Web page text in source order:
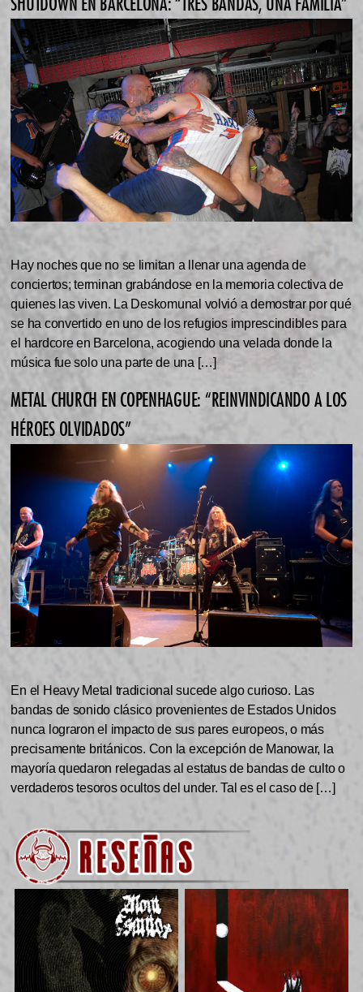
Hay noches que no se limitan a llenar una agenda de
conciertos; terminan grabándose en la memoria colectiva de
quienes las viven. La Deskomunal volvió a demostrar por qué
se ha convertido en uno de los refugios imprescindibles para
el hardcore en Barcelona, acogiendo una velada donde la
música fue solo una parte de una […]
METAL CHURCH EN COPENHAGUE: “REINVINDICANDO A LOS
HÉROES OLVIDADOS”
En el Heavy Metal tradicional sucede algo curioso. Las
bandas de sonido clásico provenientes de Estados Unidos
nunca lograron el impacto de sus pares europeos, o más
precisamente británicos. Con la excepción de Manowar, la
mayoría quedaron relegadas al estatus de bandas de culto o
verdaderos tesoros ocultos del under. Tal es el caso de […]